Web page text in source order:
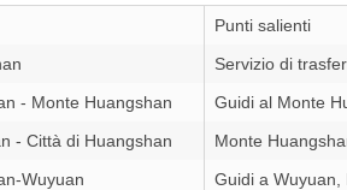
Punti salienti
Servizio di
- Monte Huangshan
Guidi al Monte
- Città di Huangshan
Monte
Wuyuan
Guidi a Wuyuan,